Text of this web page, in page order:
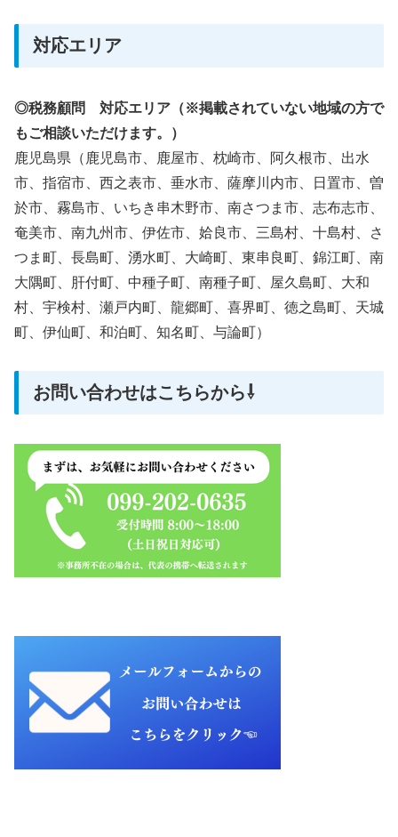
対応エリア
◎税務顧問 対応エリア（※掲載されていない地域の方で
もご相談いただけます。）
鹿児島県（鹿児島市、鹿屋市、枕崎市、阿久根市、出水
市、指宿市、西之表市、垂水市、薩摩川内市、日置市、曽
於市、霧島市、いちき串木野市、南さつま市、志布志市、
奄美市、南九州市、伊佐市、姶良市、三島村、十島村、さ
つま町、長島町、湧水町、大崎町、東串良町、錦江町、南
大隅町、肝付町、中種子町、南種子町、屋久島町、大和
村、宇検村、瀬戸内町、龍郷町、喜界町、徳之島町、天城
町、伊仙町、和泊町、知名町、与論町）
お問い合わせはこちらから⇩